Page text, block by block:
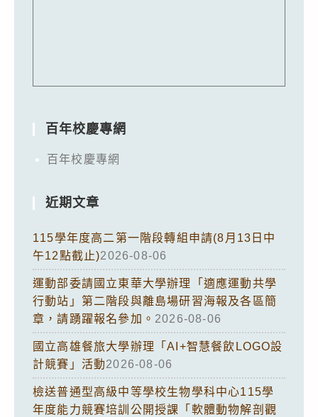
百年校慶專網
百年校慶專網
近期文章
115學年度高二第一階段轉組申請(8月13日中
午12點截止)2026-08-06
運動部委請國立東華大學辦理「適應運動共學
行動站」第二階段與離島場研習海報及各區簡
章，請踴躍報名參加。 2026-08-06
國立高雄餐旅大學辦理「AI+智慧餐飲LOGO設
計競賽」活動2026-08-06
檢送普通型高級中等學校生物學科中心115學
年度能力競賽培訓公開授課「軟體動物解剖觀